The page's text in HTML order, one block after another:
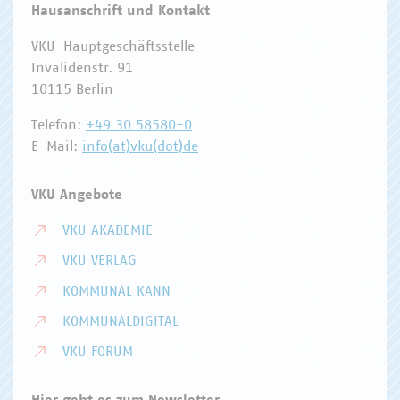
Hausanschrift und Kontakt
VKU-Hauptgeschäftsstelle
Invalidenstr. 91
10115 Berlin
Telefon: +49 30 58580-0
E-Mail: info(at)vku(dot)de
VKU Angebote
VKU AKADEMIE
VKU VERLAG
KOMMUNAL KANN
KOMMUNALDIGITAL
VKU FORUM